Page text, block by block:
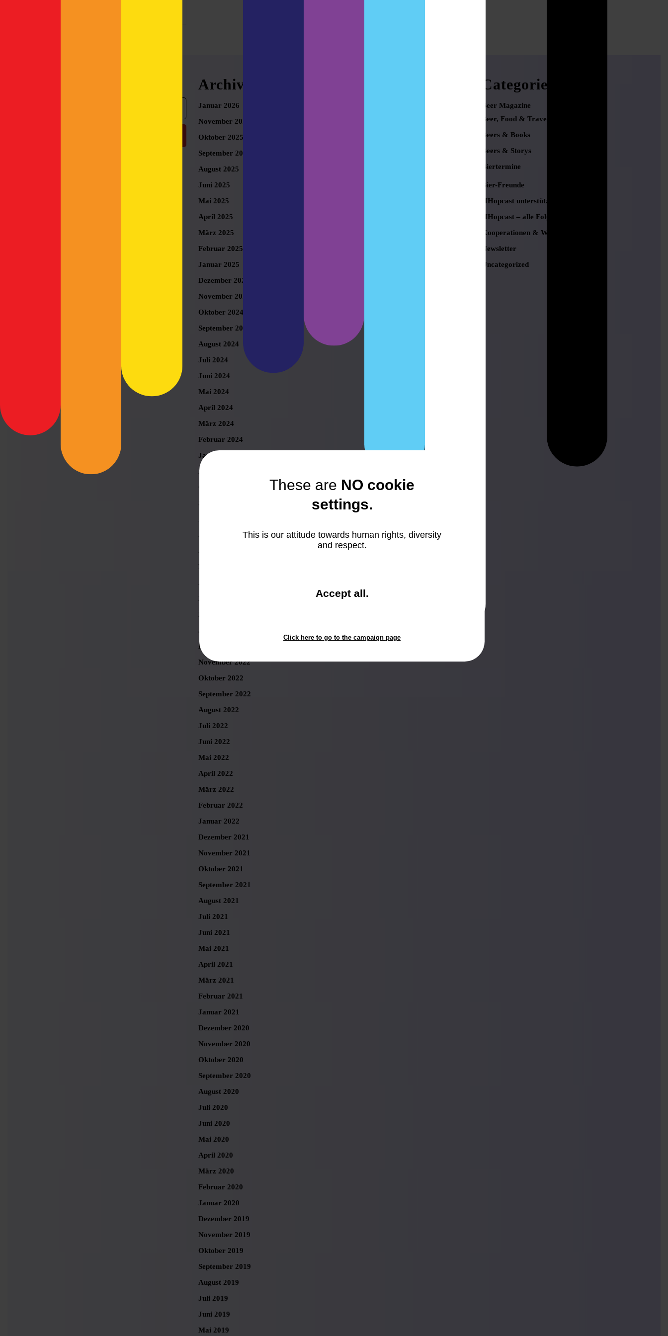
Archives
Januar 2026
November 2025
Oktober 2025
September 2025
August 2025
Juni 2025
Mai 2025
April 2025
März 2025
Februar 2025
Januar 2025
Dezember 2024
November 2024
Oktober 2024
September 2024
August 2024
Juli 2024
Juni 2024
Mai 2024
April 2024
März 2024
Februar 2024
Januar 2024
November 2023
Oktober 2023
September 2023
August 2023
Juli 2023
Juni 2023
Mai 2023
April 2023
März 2023
Februar 2023
Januar 2023
Dezember 2022
November 2022
Oktober 2022
September 2022
August 2022
Juli 2022
Juni 2022
Mai 2022
April 2022
März 2022
Februar 2022
Januar 2022
Dezember 2021
November 2021
Oktober 2021
September 2021
August 2021
Juli 2021
Juni 2021
Mai 2021
April 2021
März 2021
Februar 2021
Januar 2021
Dezember 2020
November 2020
Oktober 2020
September 2020
August 2020
Juli 2020
Juni 2020
Mai 2020
April 2020
März 2020
Februar 2020
Januar 2020
Dezember 2019
November 2019
Oktober 2019
September 2019
August 2019
Juli 2019
Juni 2019
Mai 2019
Categories
Beer Magazine
Beer, Food & Travel
Beers & Books
Beers & Storys
Biertermine
Bier-Freunde
HHopcast unterstützen
HHopcast – alle Folgen
Kooperationen & Werbung
Newsletter
Uncategorized
These are NO cookie
settings.
This is our attitude towards human rights, diversity
and respect.
Accept alland
.
Click here to go to the campaign page